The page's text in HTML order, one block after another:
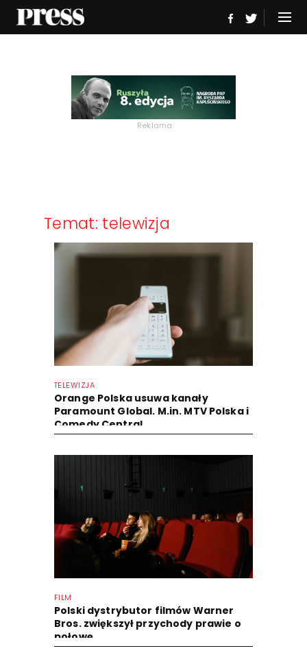
Reklama
Temat: telewizja
TELEWIZJA
Orange Polska usuwa kanały
Paramount Global. M.in. MTV Polska i
Comedy Central
FILM
Polski dystrybutor filmów Warner
Bros. zwiększył przychody prawie o
połowę